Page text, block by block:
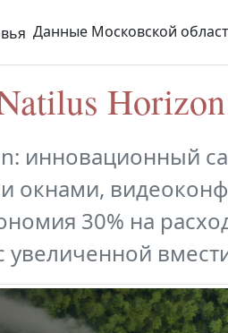
Данные Московской
инновационный
окнами,
30% на
увеличенной